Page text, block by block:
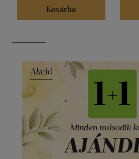
Kosárba